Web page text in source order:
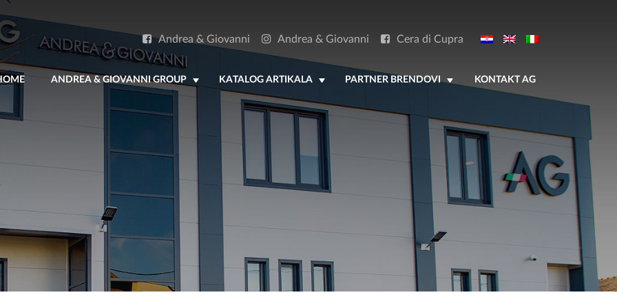
Andrea & Giovanni Andrea & Giovanni Cera di Cupra
ANDREA & GIOVANNI GROUP KATALOG ARTIKALA PARTNER BRENDOVI KONTAKT AG